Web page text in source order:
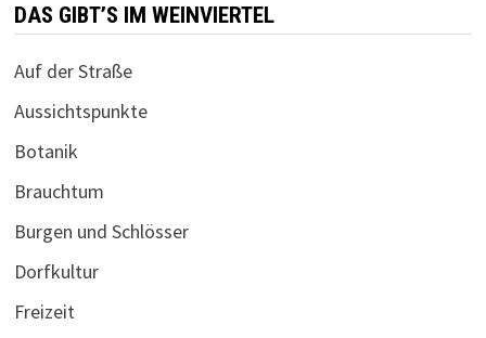
DAS GIBT’S IM WEINVIERTEL
Auf der Straße
Aussichtspunkte
Botanik
Brauchtum
Burgen und Schlösser
Dorfkultur
Freizeit